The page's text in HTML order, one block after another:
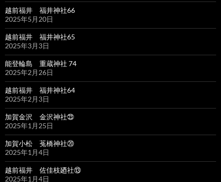
越前福井 福井神社66
2025年5月20日
越前福井 福井神社65
2025年3月3日
能登輪島 重蔵神社 74
2025年2月26日
越前福井 福井神社64
2025年2月3日
加賀金沢 金沢神社㉓
2025年1月25日
加賀小松 菟橋神社⑳
2025年1月4日
越前福井 佐佳枝廼社⑬
2025年1月4日